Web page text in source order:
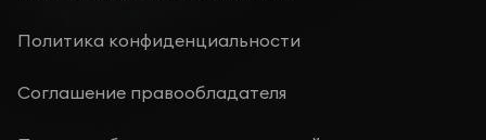
Политика конфиденциальности
Соглашение правообладателя